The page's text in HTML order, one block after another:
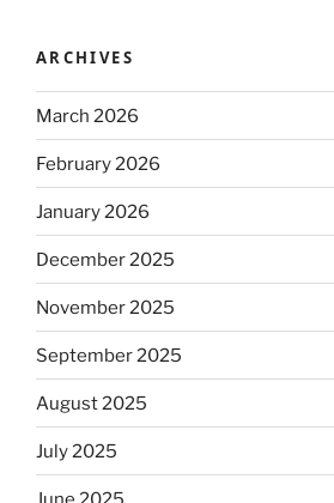
ARCHIVES
March 2026
February 2026
January 2026
December 2025
November 2025
September 2025
August 2025
July 2025